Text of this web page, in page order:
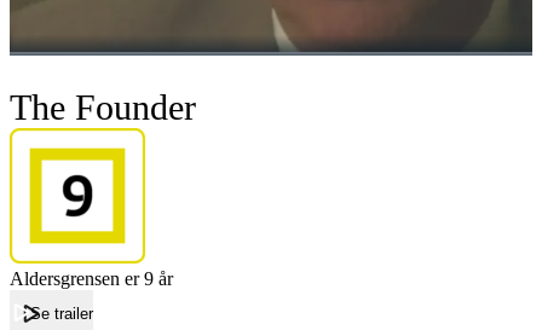
The Founder
Aldersgrensen er 9 år
Se trailer